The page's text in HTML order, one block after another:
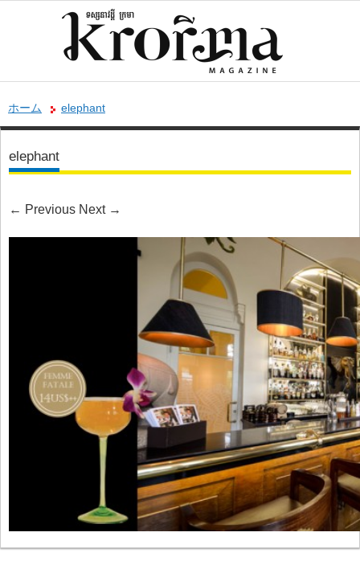
ホーム elephant
elephant
← Previous Next →